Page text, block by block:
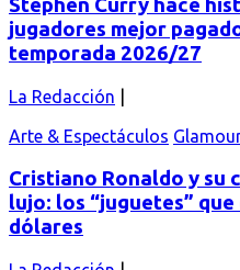
Stephen Curry hace
jugadores mejor
temporada 2026/27
La Redacción
Arte & Espectáculos
Cristiano Ronaldo y su
lujo: los “juguetes”
dólares